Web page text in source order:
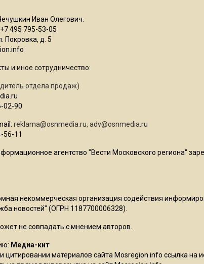
Иван Олегович.
495 795-53-05
Покровка, д. 5
и иное сотрудничество:
отдела продаж)
02-90
reklama@osnmedia.ru, adv@osnmedia.ru
56-11
агентство "Вести Московского региона"
некоммерческая организация содействия
новостей" (ОГРН 1187700006328).
не совпадать с мнением авторов.
Медиа-кит
цитировании материалов сайта Mosregion.info ссылка на